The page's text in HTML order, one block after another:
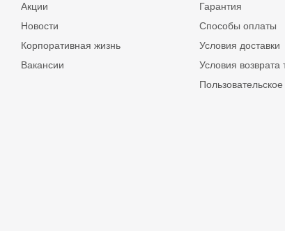
Акции
Новости
Корпоративная жизнь
Вакансии
Гарантия
Способы оплаты
Условия доставки
Условия возврата